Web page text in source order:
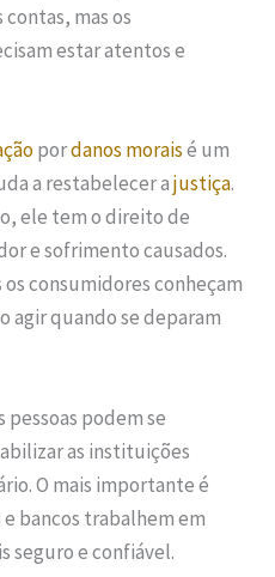
mas os
estar atentos e
pordanos moraisé um
a restabelecer ajustiça.
ele tem o direito de
e sofrimento causados.
consumidores conheçam
agir quando se deparam
pessoas podem se
as instituições
O mais importante é
bancos trabalhem em
seguro e confiável.